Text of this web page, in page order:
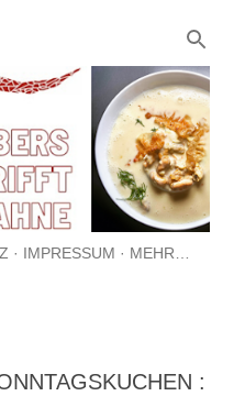
IMPRESSUM MEHR…
: